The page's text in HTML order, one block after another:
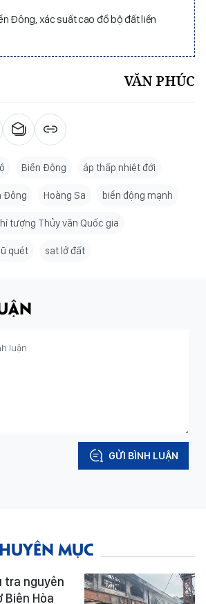
Đông, xác suất cao đổ bộ đất liền
VĂN PHÚC
Biển Đông áp thấp nhiệt đới
Đông Hoàng Sa biển động mạnh
tượng Thủy văn Quốc gia
lũ quét sạt lở đất
GỬI BÌNH LUẬN
MỤC
tra nguyên
Biên Hòa